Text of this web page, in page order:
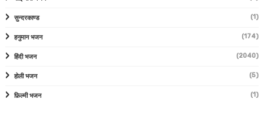
सुन्दरकाण्ड (1)
हनुमान भजन (174)
हिंदी भजन (2040)
होली भजन (5)
फ़िल्मी भजन (1)